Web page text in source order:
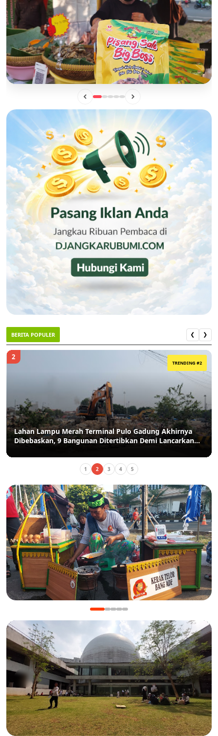
Mengintip Manisnya Peluang Usaha "Pisang Sale Big Boss",
Camilan Lokal yang Siap Naik Kelas
BERITA POPULER ❮ ❯
2
TRENDING #2
Lahan Lampu Merah Terminal Pulo Gadung Akhirnya
Dibebaskan, 9 Bangunan Ditertibkan Demi Lancarkan
1 2 3 4 5
Manis Gurih Jakarta Festival Sukapura: Menikmati
Legenda 18 Tahun Kerak Telor Bang Ade